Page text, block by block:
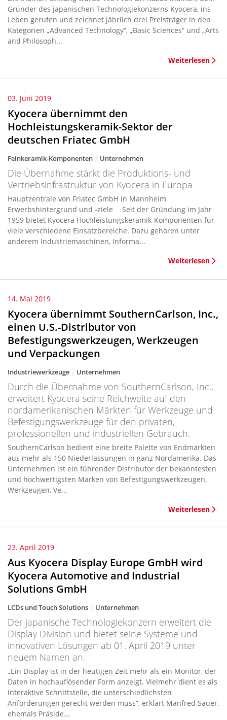
Gründer des japanischen Technologiekonzerns Kyocera, ins
Leben gerufen und zeichnet jährlich drei Preisträger in den
Kategorien „Advanced Technology“, „Basic Sciences“ und „Arts
and Philosoph...
Weiterlesen
03. Juni 2019
Kyocera übernimmt den
Hochleistungskeramik-Sektor der
deutschen Friatec GmbH
Feinkeramik-Komponenten Unternehmen
Die Übernahme stärkt die Produktions- und
Vertriebsinfrastruktur von Kyocera in Europa
Hauptzentrale von Friatec GmbH in Mannheim
Erwerbshintergrund und -ziele Seit der Gründung im Jahr
1959 bietet Kyocera Hochleistungskeramik-Komponenten für
viele verschiedene Einsatzbereiche. Dazu gehören unter
anderem Industriemaschinen, Informa...
Weiterlesen
14. Mai 2019
Kyocera übernimmt SouthernCarlson, Inc.,
einen U.S.-Distributor von
Befestigungswerkzeugen, Werkzeugen
und Verpackungen
Industriewerkzeuge Unternehmen
Durch die Übernahme von SouthernCarlson, Inc.,
erweitert Kyocera seine Reichweite auf den
nordamerikanischen Märkten für Werkzeuge und
Befestigungswerkzeuge für den privaten,
professionellen und industriellen Gebrauch.
SouthernCarlson bedient eine breite Palette von Endmärkten
aus mehr als 150 Niederlassungen in ganz Nordamerika. Das
Unternehmen ist ein führender Distributor der bekanntesten
und hochwertigsten Marken von Befestigungswerkzeugen,
Werkzeugen, Ve...
Weiterlesen
23. April 2019
Aus Kyocera Display Europe GmbH wird
Kyocera Automotive and Industrial
Solutions GmbH
LCDs und Touch Solutions Unternehmen
Der japanische Technologiekonzern erweitert die
Display Division und bietet seine Systeme und
innovativen Lösungen ab 01. April 2019 unter
neuem Namen an.
„Ein Display ist in der heutigen Zeit mehr als ein Monitor, der
Daten in hochauflösender Form anzeigt. Vielmehr dient es als
interaktive Schnittstelle, die unterschiedlichsten
Anforderungen gerecht werden muss“, erklärt Manfred Sauer,
ehemals Präside...